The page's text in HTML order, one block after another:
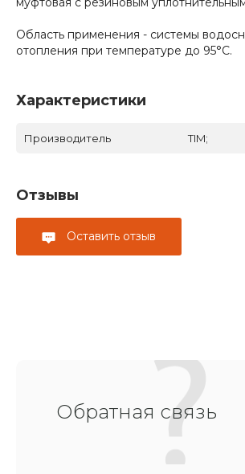
Область применения - системы
отопления при температуре до 95°С.
Характеристики
Производитель TIM;
Отзывы
Оставить отзыв
Обратная связь